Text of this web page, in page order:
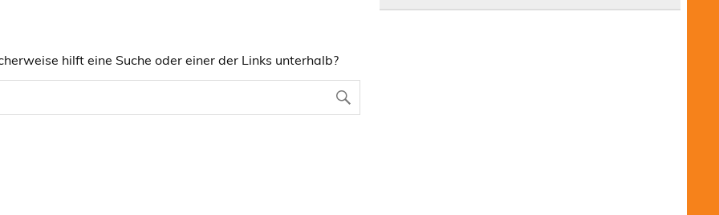
hilft eine Suche oder einer der Links unterhalb?